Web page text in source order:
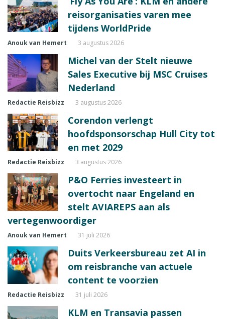
reisorganisaties varen mee
tijdens WorldPride
Anouk van Hemert 3 augustus 2026
Michel van der Stelt nieuwe
Sales Executive bij MSC Cruises
Nederland
Redactie Reisbizz 3 augustus 2026
Corendon verlengt
hoofdsponsorschap Hull City tot
en met 2029
Redactie Reisbizz 3 augustus 2026
P&O Ferries investeert in
overtocht naar Engeland en
stelt AVIAREPS aan als
vertegenwoordiger
Anouk van Hemert 31 juli 2026
Duits Verkeersbureau zet AI in
om reisbranche van actuele
content te voorzien
Redactie Reisbizz 31 juli 2026
KLM en Transavia passen